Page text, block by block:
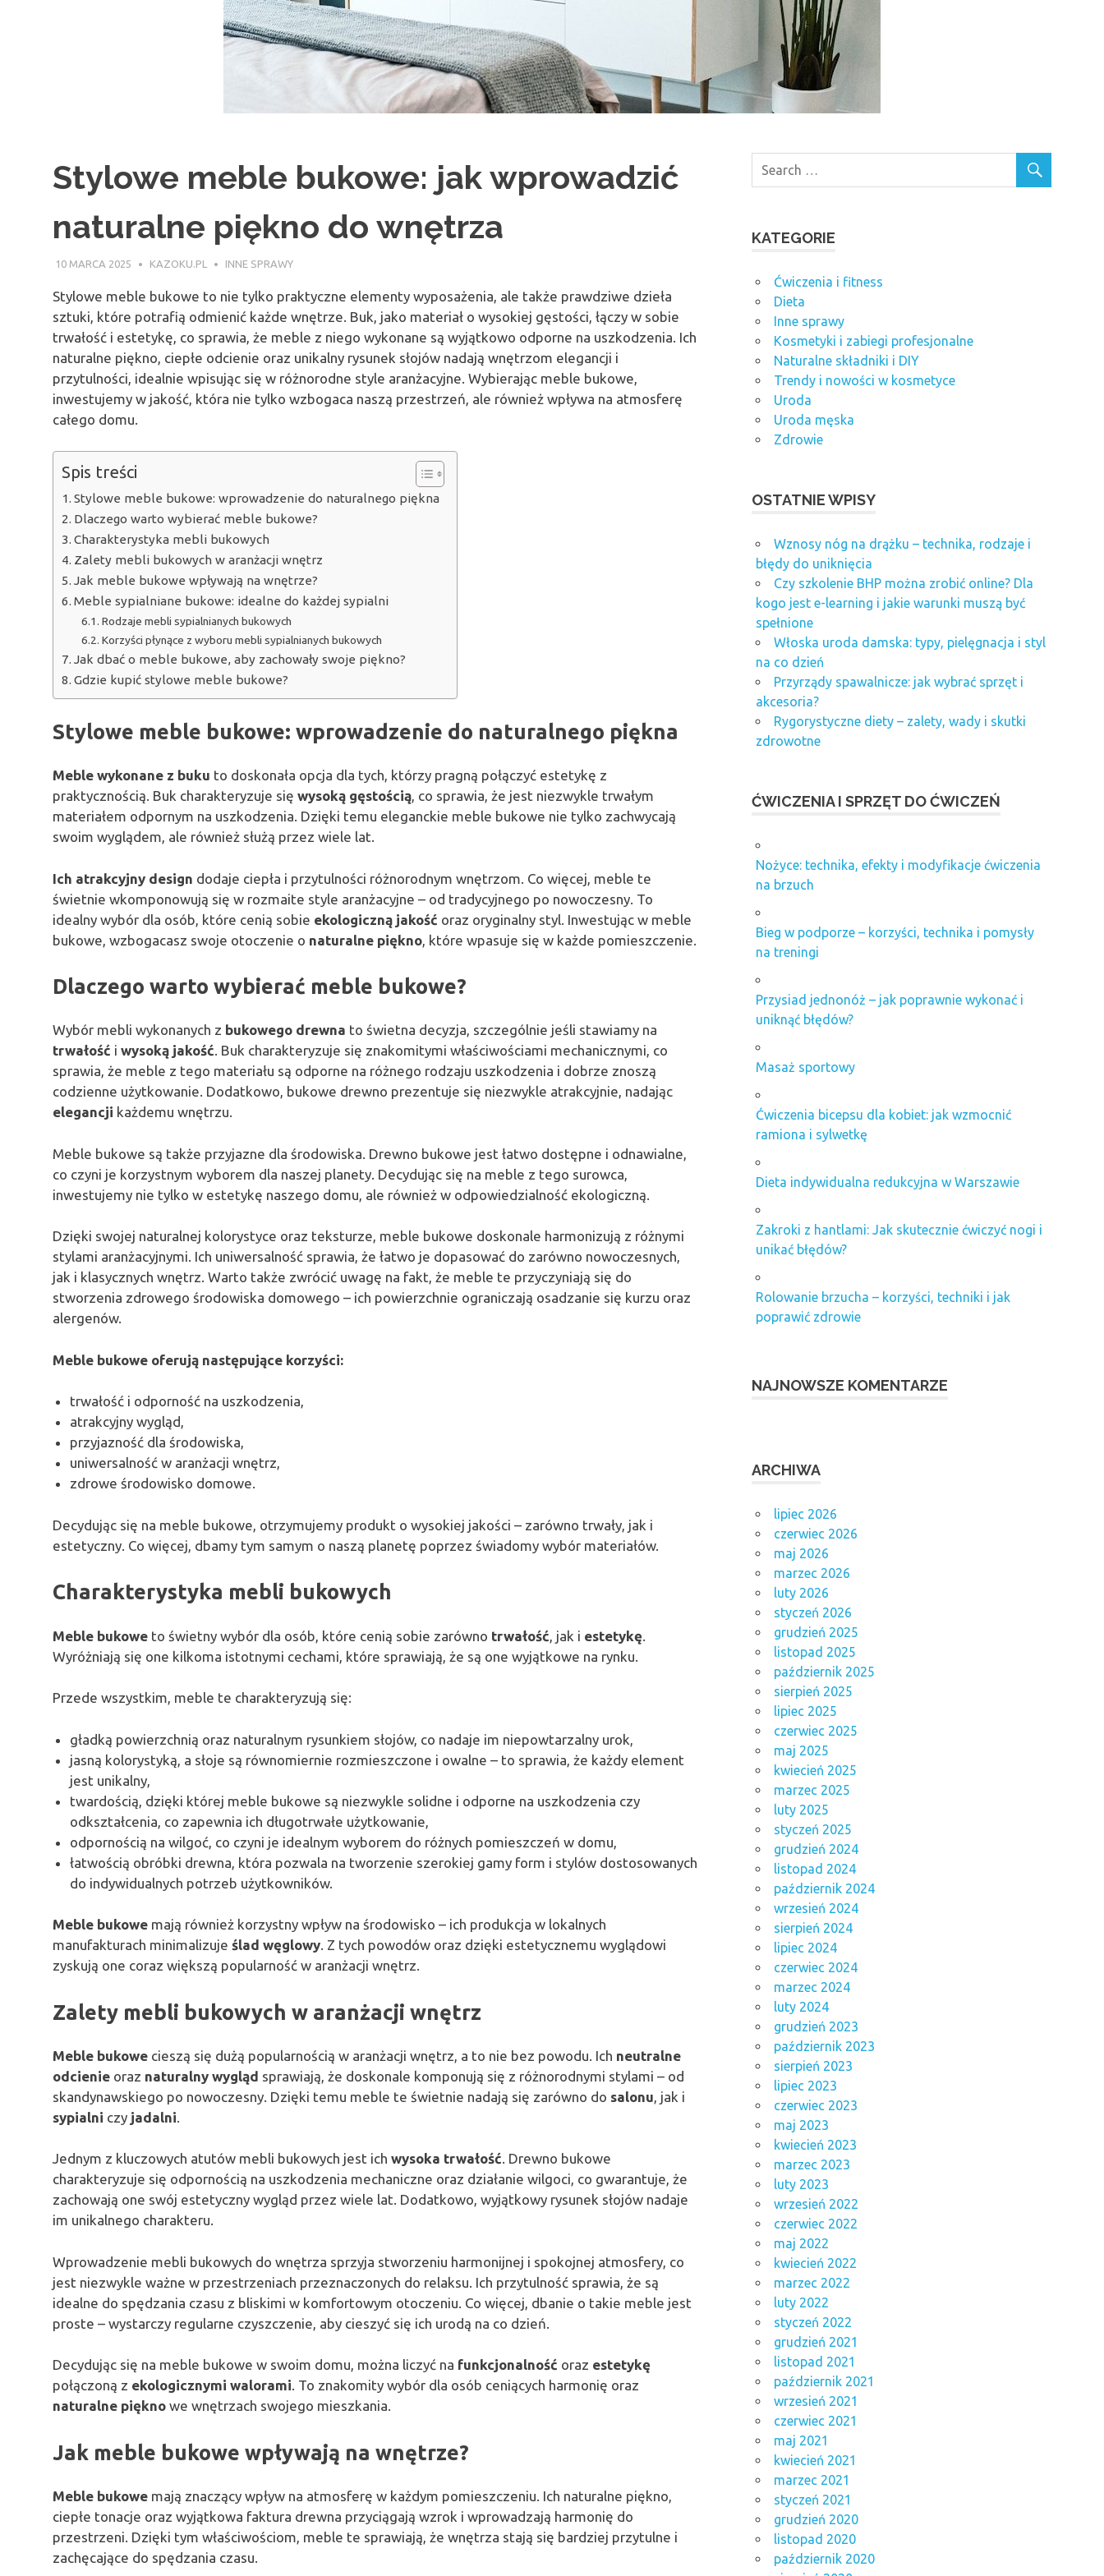
Stylowe meble bukowe: jak wprowadzić
naturalne piękno do wnętrza
10 MARCA 2025 KAZOKU.PL INNE SPRAWY
Stylowe meble bukowe to nie tylko praktyczne elementy wyposażenia, ale także prawdziwe dzieła
sztuki, które potrafią odmienić każde wnętrze. Buk, jako materiał o wysokiej gęstości, łączy w sobie
trwałość i estetykę, co sprawia, że meble z niego wykonane są wyjątkowo odporne na uszkodzenia. Ich
naturalne piękno, ciepłe odcienie oraz unikalny rysunek słojów nadają wnętrzom elegancji i
przytulności, idealnie wpisując się w różnorodne style aranżacyjne. Wybierając meble bukowe,
inwestujemy w jakość, która nie tylko wzbogaca naszą przestrzeń, ale również wpływa na atmosferę
całego domu.
Spis treści
Stylowe meble bukowe: wprowadzenie do naturalnego piękna
Dlaczego warto wybierać meble bukowe?
Charakterystyka mebli bukowych
Zalety mebli bukowych w aranżacji wnętrz
Jak meble bukowe wpływają na wnętrze?
Meble sypialniane bukowe: idealne do każdej sypialni
Rodzaje mebli sypialnianych bukowych
Korzyści płynące z wyboru mebli sypialnianych bukowych
Jak dbać o meble bukowe, aby zachowały swoje piękno?
Gdzie kupić stylowe meble bukowe?
Stylowe meble bukowe: wprowadzenie do naturalnego piękna
Meble wykonane z buku to doskonała opcja dla tych, którzy pragną połączyć estetykę z
praktycznością. Buk charakteryzuje się wysoką gęstością, co sprawia, że jest niezwykle trwałym
materiałem odpornym na uszkodzenia. Dzięki temu eleganckie meble bukowe nie tylko zachwycają
swoim wyglądem, ale również służą przez wiele lat.
Ich atrakcyjny design dodaje ciepła i przytulności różnorodnym wnętrzom. Co więcej, meble te
świetnie wkomponowują się w rozmaite style aranżacyjne – od tradycyjnego po nowoczesny. To
idealny wybór dla osób, które cenią sobie ekologiczną jakość oraz oryginalny styl. Inwestując w meble
bukowe, wzbogacasz swoje otoczenie o naturalne piękno , które wpasuje się w każde pomieszczenie.
Dlaczego warto wybierać meble bukowe?
Wybór mebli wykonanych z bukowego drewna to świetna decyzja, szczególnie jeśli stawiamy na
trwałość i wysoką jakość. Buk charakteryzuje się znakomitymi właściwościami mechanicznymi, co
sprawia, że meble z tego materiału są odporne na różnego rodzaju uszkodzenia i dobrze znoszą
codzienne użytkowanie. Dodatkowo, bukowe drewno prezentuje się niezwykle atrakcyjnie, nadając
elegancji każdemu wnętrzu.
Meble bukowe są także przyjazne dla środowiska. Drewno bukowe jest łatwo dostępne i odnawialne,
co czyni je korzystnym wyborem dla naszej planety. Decydując się na meble z tego surowca,
inwestujemy nie tylko w estetykę naszego domu, ale również w odpowiedzialność ekologiczną.
Dzięki swojej naturalnej kolorystyce oraz teksturze, meble bukowe doskonale harmonizują z różnymi
stylami aranżacyjnymi. Ich uniwersalność sprawia, że łatwo je dopasować do zarówno nowoczesnych,
jak i klasycznych wnętrz. Warto także zwrócić uwagę na fakt, że meble te przyczyniają się do
stworzenia zdrowego środowiska domowego – ich powierzchnie ograniczają osadzanie się kurzu oraz
alergenów.
Meble bukowe oferują następujące korzyści:
trwałość i odporność na uszkodzenia,
atrakcyjny wygląd,
przyjazność dla środowiska,
uniwersalność w aranżacji wnętrz,
zdrowe środowisko domowe.
Decydując się na meble bukowe, otrzymujemy produkt o wysokiej jakości – zarówno trwały, jak i
estetyczny. Co więcej, dbamy tym samym o naszą planetę poprzez świadomy wybór materiałów.
Charakterystyka mebli bukowych
Meble bukowe to świetny wybór dla osób, które cenią sobie zarówno trwałość , jak i estetykę
Wyróżniają się one kilkoma istotnymi cechami, które sprawiają, że są one wyjątkowe na rynku.
Przede wszystkim, meble te charakteryzują się:
gładką powierzchnią oraz naturalnym rysunkiem słojów, co nadaje im niepowtarzalny urok,
jasną kolorystyką, a słoje są równomiernie rozmieszczone i owalne – to sprawia, że każdy element
jest unikalny,
twardością, dzięki której meble bukowe są niezwykle solidne i odporne na uszkodzenia czy
odkształcenia, co zapewnia ich długotrwałe użytkowanie,
odpornością na wilgoć, co czyni je idealnym wyborem do różnych pomieszczeń w domu,
łatwością obróbki drewna, która pozwala na tworzenie szerokiej gamy form i stylów dostosowanych
do indywidualnych potrzeb użytkowników.
Meble bukowe mają również korzystny wpływ na środowisko – ich produkcja w lokalnych
manufakturach minimalizuje ślad węglowy. Z tych powodów oraz dzięki estetycznemu wyglądowi
zyskują one coraz większą popularność w aranżacji wnętrz.
Zalety mebli bukowych w aranżacji wnętrz
Meble bukowe cieszą się dużą popularnością w aranżacji wnętrz, a to nie bez powodu. Ich neutralne
odcienie oraz naturalny wygląd sprawiają, że doskonale komponują się z różnorodnymi stylami – od
skandynawskiego po nowoczesny. Dzięki temu meble te świetnie nadają się zarówno do salonu , jak i
sypialni czy jadalni
Jednym z kluczowych atutów mebli bukowych jest ich wysoka trwałość. Drewno bukowe
charakteryzuje się odpornością na uszkodzenia mechaniczne oraz działanie wilgoci, co gwarantuje, że
zachowają one swój estetyczny wygląd przez wiele lat. Dodatkowo, wyjątkowy rysunek słojów nadaje
im unikalnego charakteru.
Wprowadzenie mebli bukowych do wnętrza sprzyja stworzeniu harmonijnej i spokojnej atmosfery, co
jest niezwykle ważne w przestrzeniach przeznaczonych do relaksu. Ich przytulność sprawia, że są
idealne do spędzania czasu z bliskimi w komfortowym otoczeniu. Co więcej, dbanie o takie meble jest
proste – wystarczy regularne czyszczenie, aby cieszyć się ich urodą na co dzień.
Decydując się na meble bukowe w swoim domu, można liczyć na funkcjonalność oraz estetykę
połączoną z ekologicznymi walorami. To znakomity wybór dla osób ceniących harmonię oraz
naturalne piękno we wnętrzach swojego mieszkania.
Jak meble bukowe wpływają na wnętrze?
Meble bukowe mają znaczący wpływ na atmosferę w każdym pomieszczeniu. Ich naturalne piękno,
ciepłe tonacje oraz wyjątkowa faktura drewna przyciągają wzrok i wprowadzają harmonię do
przestrzeni. Dzięki tym właściwościom, meble te sprawiają, że wnętrza stają się bardziej przytulne i
zachęcające do spędzania czasu.
KATEGORIE
Ćwiczenia i fitness
Dieta
Inne sprawy
Kosmetyki i zabiegi profesjonalne
Naturalne składniki i DIY
Trendy i nowości w kosmetyce
Uroda
Uroda męska
Zdrowie
OSTATNIE WPISY
Wznosy nóg na drążku – technika, rodzaje i
błędy do uniknięcia
Czy szkolenie BHP można zrobić online? Dla
kogo jest e-learning i jakie warunki muszą być
spełnione
Włoska uroda damska: typy, pielęgnacja i styl
na co dzień
Przyrządy spawalnicze: jak wybrać sprzęt i
akcesoria?
Rygorystyczne diety – zalety, wady i skutki
zdrowotne
ĆWICZENIA I SPRZĘT DO ĆWICZEŃ
Nożyce: technika, efekty i modyfikacje ćwiczenia
na brzuch
Bieg w podporze – korzyści, technika i pomysły
na treningi
Przysiad jednonóż – jak poprawnie wykonać i
uniknąć błędów?
Masaż sportowy
Ćwiczenia bicepsu dla kobiet: jak wzmocnić
ramiona i sylwetkę
Dieta indywidualna redukcyjna w Warszawie
Zakroki z hantlami: Jak skutecznie ćwiczyć nogi i
unikać błędów?
Rolowanie brzucha – korzyści, techniki i jak
poprawić zdrowie
NAJNOWSZE KOMENTARZE
ARCHIWA
lipiec 2026
czerwiec 2026
maj 2026
marzec 2026
luty 2026
styczeń 2026
grudzień 2025
listopad 2025
październik 2025
sierpień 2025
lipiec 2025
czerwiec 2025
maj 2025
kwiecień 2025
marzec 2025
luty 2025
styczeń 2025
grudzień 2024
listopad 2024
październik 2024
wrzesień 2024
sierpień 2024
lipiec 2024
czerwiec 2024
marzec 2024
luty 2024
grudzień 2023
październik 2023
sierpień 2023
lipiec 2023
czerwiec 2023
maj 2023
kwiecień 2023
marzec 2023
luty 2023
wrzesień 2022
czerwiec 2022
maj 2022
kwiecień 2022
marzec 2022
luty 2022
styczeń 2022
grudzień 2021
listopad 2021
październik 2021
wrzesień 2021
czerwiec 2021
maj 2021
kwiecień 2021
marzec 2021
styczeń 2021
grudzień 2020
listopad 2020
październik 2020